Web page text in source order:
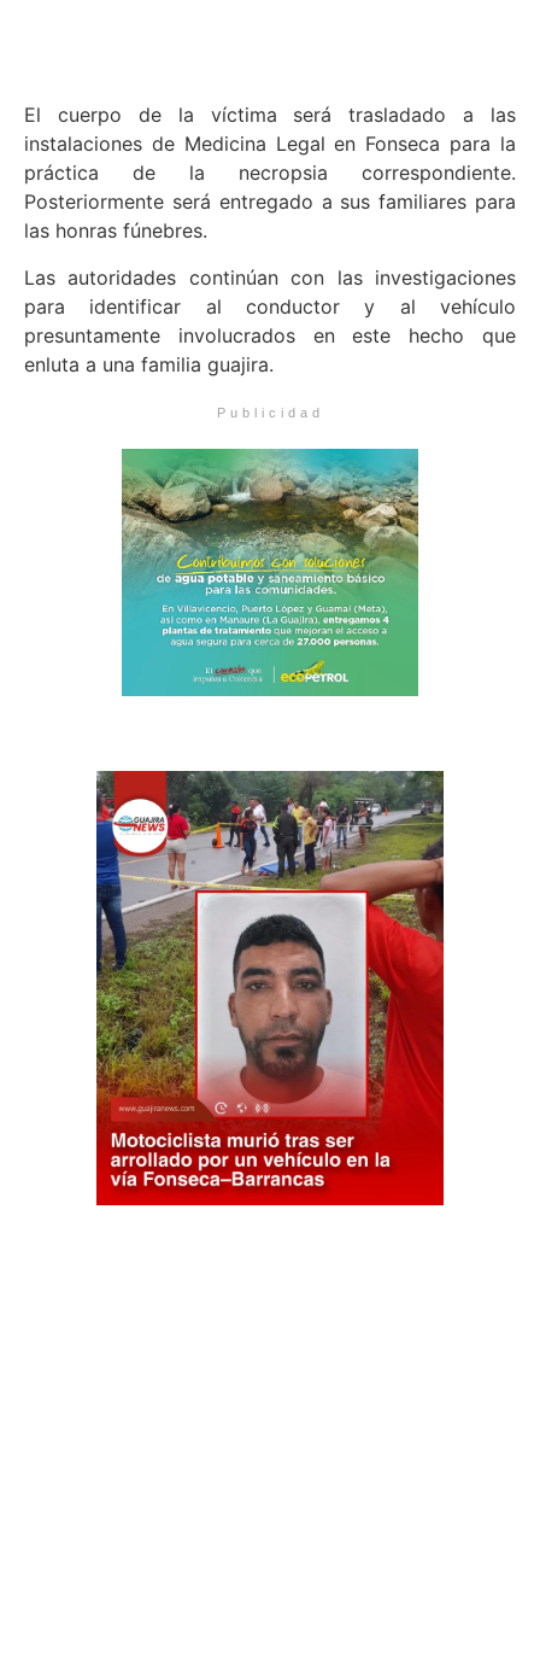
El cuerpo de la víctima será trasladado a las
instalaciones de Medicina Legal en Fonseca para la
práctica de la necropsia correspondiente.
Posteriormente será entregado a sus familiares para
las honras fúnebres.
Las autoridades continúan con las investigaciones
para identificar al conductor y al vehículo
presuntamente involucrados en este hecho que
enluta a una familia guajira.
Publicidad